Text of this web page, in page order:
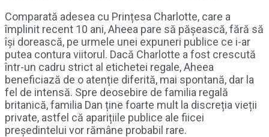
Comparată adesea cu Prințesa Charlotte, care a
împlinit recent 10 ani, Aheea pare să pășească, fără să
își dorească, pe urmele unei expuneri publice ce i-ar
putea contura viitorul. Dacă Charlotte a fost crescută
într-un cadru strict al etichetei regale, Aheea
beneficiază de o atenție diferită, mai spontană, dar la
fel de intensă. Spre deosebire de familia regală
britanică, familia Dan ține foarte mult la discreția vieții
private, astfel că aparițiile publice ale fiicei
președintelui vor rămâne probabil rare.